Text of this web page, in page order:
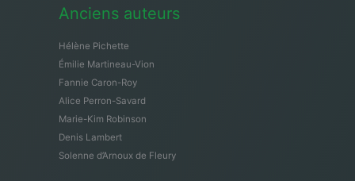
Anciens auteurs
Hélène Pichette
Émilie Martineau-Vion
Fannie Caron-Roy
Alice Perron-Savard
Marie-Kim Robinson
Denis Lambert
Solenne d’Arnoux de Fleury